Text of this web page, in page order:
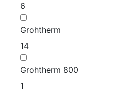
6
Grohtherm
14
Grohtherm 800
1